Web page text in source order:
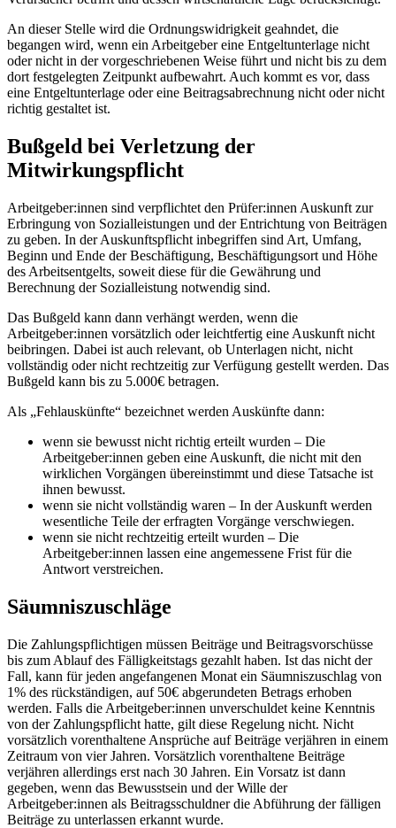
An dieser Stelle wird die Ordnungswidrigkeit geahndet, die
begangen wird, wenn ein Arbeitgeber eine Entgeltunterlage nicht
oder nicht in der vorgeschriebenen Weise führt und nicht bis zu dem
dort festgelegten Zeitpunkt aufbewahrt. Auch kommt es vor, dass
eine Entgeltunterlage oder eine Beitragsabrechnung nicht oder nicht
richtig gestaltet ist.
Bußgeld bei Verletzung der
Mitwirkungspflicht
Arbeitgeber:innen sind verpflichtet den Prüfer:innen Auskunft zur
Erbringung von Sozialleistungen und der Entrichtung von Beiträgen
zu geben. In der Auskunftspflicht inbegriffen sind Art, Umfang,
Beginn und Ende der Beschäftigung, Beschäftigungsort und Höhe
des Arbeitsentgelts, soweit diese für die Gewährung und
Berechnung der Sozialleistung notwendig sind.
Das Bußgeld kann dann verhängt werden, wenn die
Arbeitgeber:innen vorsätzlich oder leichtfertig eine Auskunft nicht
beibringen. Dabei ist auch relevant, ob Unterlagen nicht, nicht
vollständig oder nicht rechtzeitig zur Verfügung gestellt werden. Das
Bußgeld kann bis zu 5.000€ betragen.
Als „Fehlauskünfte“ bezeichnet werden Auskünfte dann:
wenn sie bewusst nicht richtig erteilt wurden – Die
Arbeitgeber:innen geben eine Auskunft, die nicht mit den
wirklichen Vorgängen übereinstimmt und diese Tatsache ist
ihnen bewusst.
wenn sie nicht vollständig waren – In der Auskunft werden
wesentliche Teile der erfragten Vorgänge verschwiegen.
wenn sie nicht rechtzeitig erteilt wurden – Die
Arbeitgeber:innen lassen eine angemessene Frist für die
Antwort verstreichen.
Säumniszuschläge
Die Zahlungspflichtigen müssen Beiträge und Beitragsvorschüsse
bis zum Ablauf des Fälligkeitstags gezahlt haben. Ist das nicht der
Fall, kann für jeden angefangenen Monat ein Säumniszuschlag von
1% des rückständigen, auf 50€ abgerundeten Betrags erhoben
werden. Falls die Arbeitgeber:innen unverschuldet keine Kenntnis
von der Zahlungspflicht hatte, gilt diese Regelung nicht. Nicht
vorsätzlich vorenthaltene Ansprüche auf Beiträge verjähren in einem
Zeitraum von vier Jahren. Vorsätzlich vorenthaltene Beiträge
verjähren allerdings erst nach 30 Jahren. Ein Vorsatz ist dann
gegeben, wenn das Bewusstsein und der Wille der
Arbeitgeber:innen als Beitragsschuldner die Abführung der fälligen
Beiträge zu unterlassen erkannt wurde.